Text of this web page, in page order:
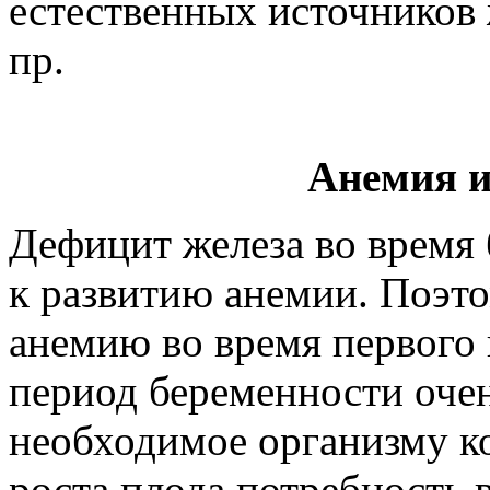
естественных
пр.
Анемия
Дефицит железа во время
к развитию анемии.
анемию во время первого
период беременности
необходимое организму